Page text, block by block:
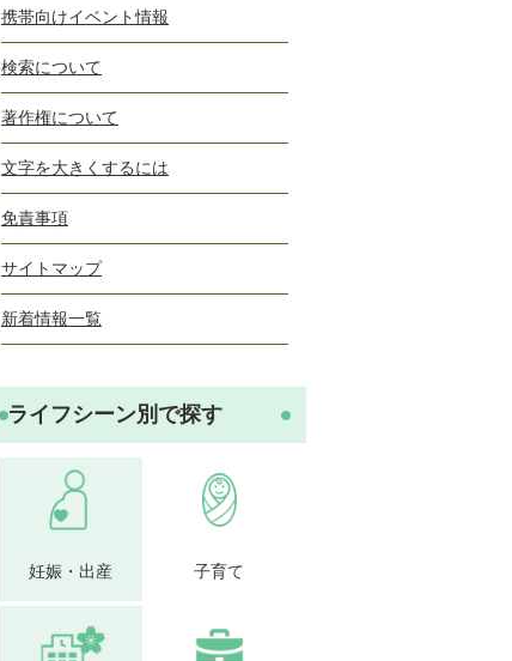
携帯向けイベント情報
検索について
著作権について
文字を大きくするには
免責事項
サイトマップ
新着情報一覧
ライフシーン別で探す
妊娠・出産 子育て